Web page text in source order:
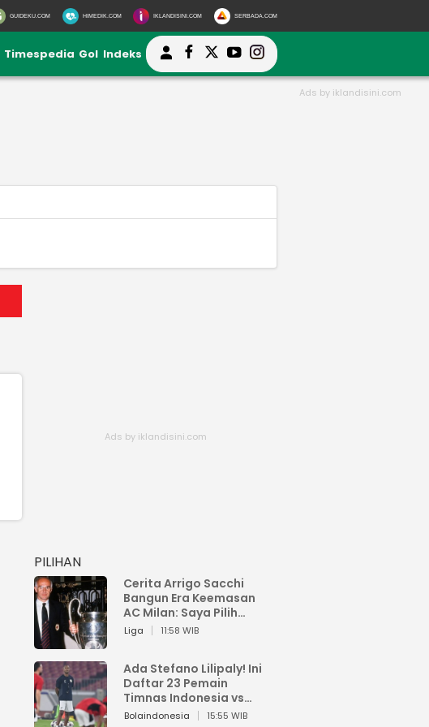
GUIDEKU.COM HIMEDIK.COM IKLANDISINI.COM SERBADA.COM
Timespedia Gol Indeks
PILIHAN
Cerita Arrigo Sacchi
Bangun Era Keemasan
AC Milan: Saya Pilih
Pemain dari Isi Otaknya
Liga 11:58 WIB
Ada Stefano Lilipaly! Ini
Daftar 23 Pemain
Timnas Indonesia vs
China
Bolaindonesia 15:55 WIB